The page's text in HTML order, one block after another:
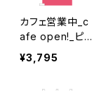
カフェ営業中_c
afe open!_ピン
ク のぼり旗
¥3,795